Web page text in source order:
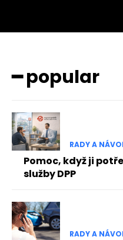
━ popular
RADY A
Pomoc, když ji
služby DPP
RADY A